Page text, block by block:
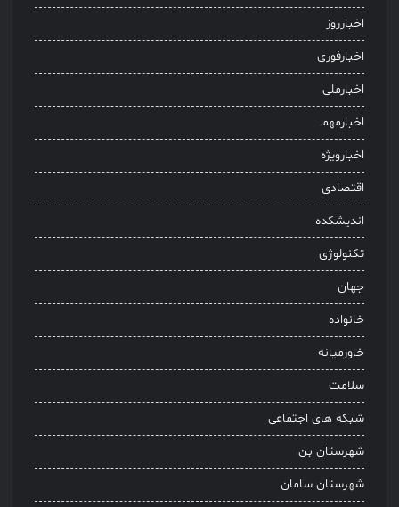
اخبارروز
اخبارفوری
اخبارملی
اخبارمهمـ
اخبارویژه
اقتصادی
اندیشکده
تکنولوژی
جهان
خانواده
خاورمیانه
سلامت
شبکه های اجتماعی
شهرستان بن
شهرستان سامان